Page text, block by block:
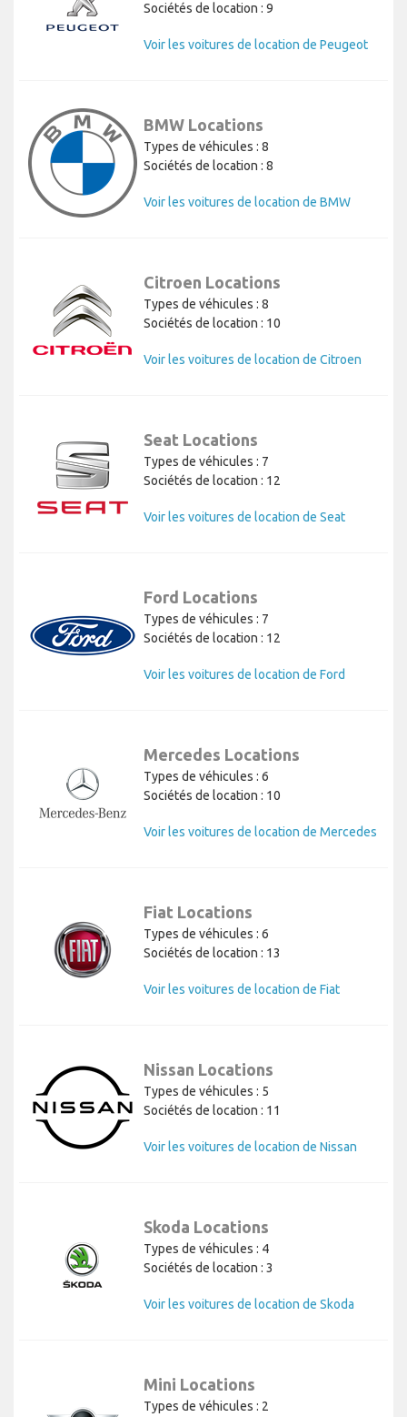
Sociétés de location : 9
Voir les voitures de location de Peugeot
BMW Locations
Types de véhicules : 8
Sociétés de location : 8
Voir les voitures de location de BMW
Citroen Locations
Types de véhicules : 8
Sociétés de location : 10
Voir les voitures de location de Citroen
Seat Locations
Types de véhicules : 7
Sociétés de location : 12
Voir les voitures de location de Seat
Ford Locations
Types de véhicules : 7
Sociétés de location : 12
Voir les voitures de location de Ford
Mercedes Locations
Types de véhicules : 6
Sociétés de location : 10
Voir les voitures de location de Mercedes
Fiat Locations
Types de véhicules : 6
Sociétés de location : 13
Voir les voitures de location de Fiat
Nissan Locations
Types de véhicules : 5
Sociétés de location : 11
Voir les voitures de location de Nissan
Skoda Locations
Types de véhicules : 4
Sociétés de location : 3
Voir les voitures de location de Skoda
Mini Locations
Types de véhicules : 2